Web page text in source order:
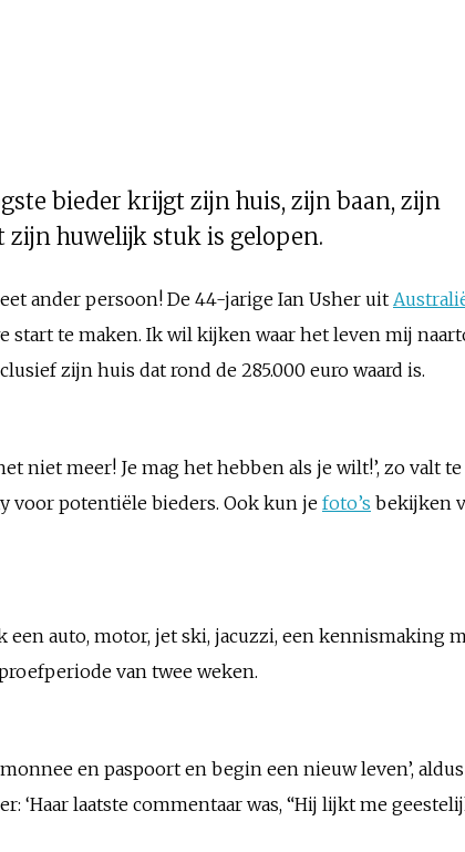
bieder krijgt zijn huis, zijn baan, zijn
zijn huwelijk stuk is gelopen.
ander persoon! De 44-jarige Ian Usher uit
start te maken. Ik wil kijken waar het leven mij
zijn huis dat rond de 285.000 euro waard is.
niet meer! Je mag het hebben als je wilt!’, zo valt te
voor potentiële bieders. Ook kun jefoto’s bekijken
auto, motor, jet ski, jacuzzi, een kennismaking
van twee weken.
en paspoort en begin een nieuw leven’, aldus
‘Haar laatste commentaar was, “Hij lijkt me